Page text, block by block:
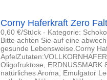
Corny Haferkraft Zero
0,60 €/Stück - Kategorie:
Bitte achten Sie auf eine
gesunde Lebensweise.Corny
Oligofruktose, ERDNUSSMARK
natürliches Aroma, Emulgator